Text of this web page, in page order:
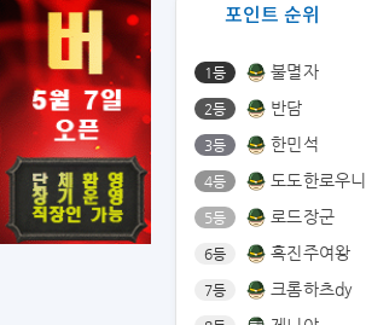
포인트 순위
1등 불멸자
2등 반담
3등 한민석
4등 도도한로우니
5등 로드장군
6등 흑진주여왕
7등 크롬하츠dy